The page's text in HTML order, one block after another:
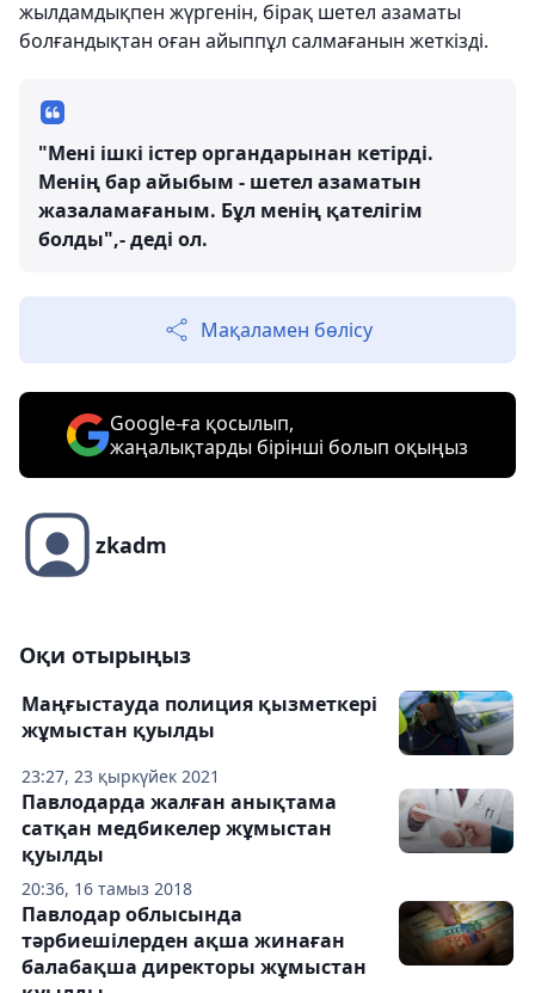
жылдамдықпен жүргенін, бірақ шетел азаматы
болғандықтан оған айыппұл салмағанын жеткізді.
"Мені ішкі істер органдарынан кетірді.
Менің бар айыбым - шетел азаматын
жазаламағаным. Бұл менің қателігім
болды",- деді ол.
Мақаламен бөлісу
Google-ға қосылып,
жаңалықтарды бірінші болып оқыңыз
zkadm
Оқи отырыңыз
23:27, 23 қыркүйек 2021
Маңғыстауда полиция қызметкері
жұмыстан қуылды
20:36, 16 тамыз 2018
Павлодарда жалған анықтама
сатқан медбикелер жұмыстан
қуылды
Павлодар облысында
тәрбиешілерден ақша жинаған
балабақша директоры жұмыстан